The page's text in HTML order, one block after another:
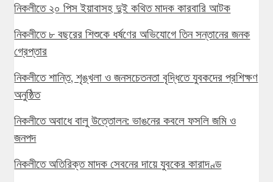
নিকলীতে ২০ পিস ইয়াবাসহ দুই কথিত মাদক কারবারি আটক
নিকলীতে ৮ বছরের শিশুকে ধর্ষণের অভিযোগে তিন সন্তানের জনক
গ্রেপ্তার
নিকলীতে শান্তি, শৃঙ্খলা ও জনসচেতনতা বৃদ্ধিতে যুবকদের প্রশিক্ষণ
অনুষ্ঠিত
নিকলীতে অবাধে বালু উত্তোলন: ভাঙনের কবলে ফসলি জমি ও
জনপদ
নিকলীতে অতিরিক্ত মাদক সেবনের দায়ে যুবকের কারাদণ্ড